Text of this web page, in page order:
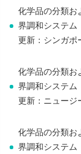
化学品の分類お
界調和システム
更新：シンガポ
化学品の分類お
界調和システム
更新：ニュージ
化学品の分類お
界調和システム